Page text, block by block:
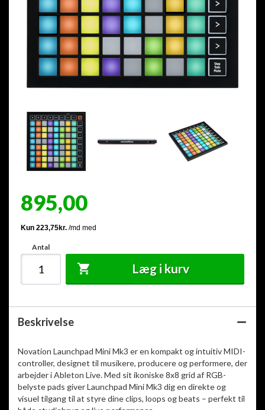
895,00
Antal
Læg i kurv
Beskrivelse
Novation Launchpad Mini Mk3 er en kompakt og intuitiv MIDI-
controller, designet til musikere, producere og performere, der
arbejder i Ableton Live. Med sit ikoniske 8x8 grid af RGB-
belyste pads giver Launchpad Mini Mk3 dig en direkte og
visuel tilgang til at styre dine clips, loops og beats – perfekt til